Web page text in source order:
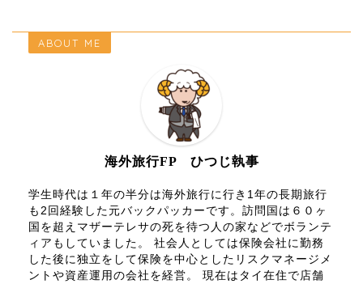
ABOUT ME
海外旅行FP ひつじ執事
学生時代は１年の半分は海外旅行に行き1年の長期旅行
も2回経験した元バックパッカーです。訪問国は６０ヶ
国を超えマザーテレサの死を待つ人の家などでボランテ
ィアもしていました。 社会人としては保険会社に勤務
した後に独立をして保険を中心としたリスクマネージメ
ントや資産運用の会社を経営。 現在はタイ在住で店舗